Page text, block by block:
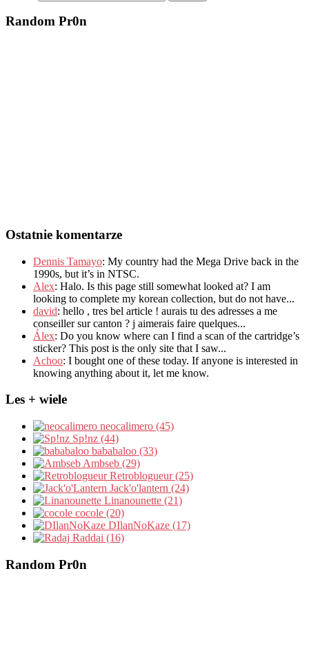
Random Pr0n
Ostatnie komentarze
Dennis Tamayo: My country had the Mega Drive back in the
1990s, but it’s in NTSC.
Alex: Halo. Is this page still somewhat looked at? I am
looking to complete my korean collection, but do not have...
david: hello , tres bel article ! aurais tu des adresses a me
conseiller sur canton ? j aimerais faire quelques...
Álex: Do you know where can I find a scan of the cartridge’s
sticker? This post is the only site that I saw...
Achoo: I bought one of these today. If anyone is interested in
knowing anything about it, let me know.
Les + wiele
neocalimero (45)
Sp!nz (44)
bababaloo (33)
Ambseb (29)
Retroblogueur (25)
Jack'o'lantern (24)
Linanounette (21)
cocole (20)
DIlanNoKaze (17)
Raddai (16)
Random Pr0n